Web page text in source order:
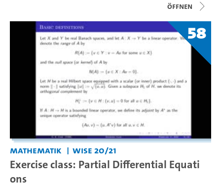
Öffnen
58
Mathematik WiSe 20/21
Exercise class: Partial Differential Equati
ons